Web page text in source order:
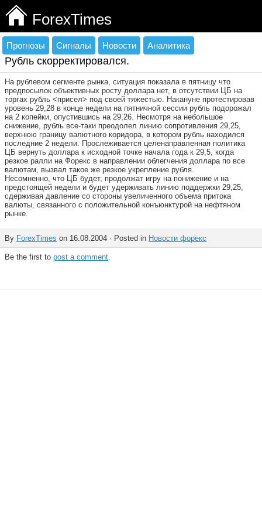
ForexTimes
Прогнозы Сигналы Новости Аналитика
Рубль скорректировался.
На рублевом сегменте рынка, ситуация показала в пятницу что
предпосылок объективных росту доллара нет, в отсутствии ЦБ на
торгах рубль <присел> под своей тяжестью. Накануне протестировав
уровень 29,28 в конце недели на пятничной сессии рубль подорожал
на 2 копейки, опустившись на 29,26. Несмотря на небольшое
снижение, рубль все-таки преодолел линию сопротивления 29,25,
верхнюю границу валютного коридора, в котором рубль находился
последние 2 недели. Прослеживается целенаправленная политика
ЦБ вернуть доллара к исходной точке начала года к 29,5, когда
резкое ралли на Форекс в направлении облегчения доллара по все
валютам, вызвал такое же резкое укрепление рубля.
Несомненно, что ЦБ будет, продолжат игру на понижение и на
предстоящей недели и будет удерживать линию поддержки 29,25,
сдерживая давление со стороны увеличенного объема притока
валюты, связанного с положительной конъюнктурой на нефтяном
рынке.
By ForexTimes on 16.08.2004 · Posted in Новости форекс
Be the first to post a comment.